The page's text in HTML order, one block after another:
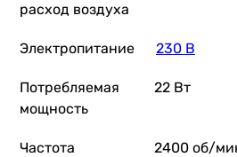
расход воздуха
Электропитание 230 В
Потребляемая
мощность
22 Вт
Частота
2400 об/